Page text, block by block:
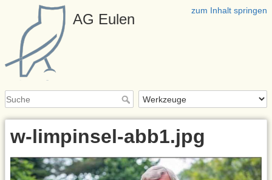
zum Inhalt springen
AG Eulen
w-limpinsel-abb1.jpg